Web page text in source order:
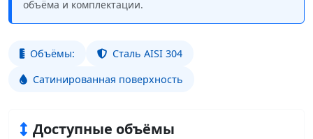
объёма и комплектации.
Объёмы:
Сталь AISI 304
Сатинированная поверхность
Доступные объёмы